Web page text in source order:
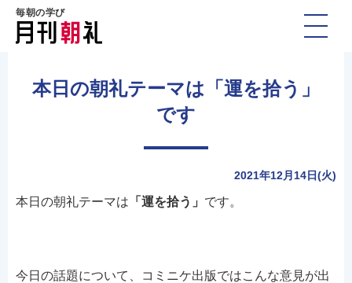
毎朝の学び
本日の朝礼テーマは「運を拾う」
です
2021年12月14日(火)
本日の朝礼テーマは 「運を拾う」 です。
今日の話題について、コミニケ出版ではこんな意見が出